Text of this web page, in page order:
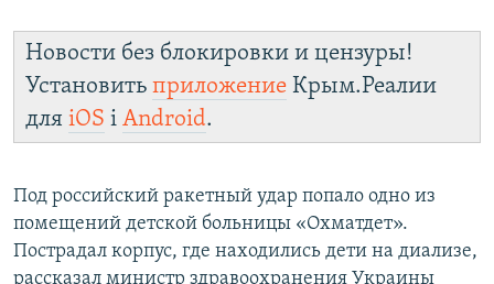
Новости без блокировки и цензуры!
Установить приложение Крым.Реалии
для iOS і Android.
Под российский ракетный удар попало одно из
помещений детской больницы «Охматдет».
Пострадал корпус, где находились дети на диализе,
рассказал министр здравоохранения Украины